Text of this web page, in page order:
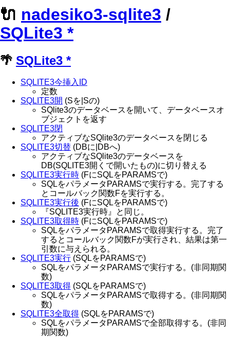
🔌 nadesiko3-sqlite3 /
SQLite3 *
🌴 SQLite3 *
SQLITE3今挿入ID
定数
SQLITE3開 (Sを|Sの)
SQlite3のデータベースを開いて、データベースオ
ブジェクトを返す
SQLITE3閉
アクティブなSQlite3のデータベースを閉じる
SQLITE3切替 (DBに|DBへ)
アクティブなSQlite3のデータベースを
DB(SQLITE3開くで開いたもの)に切り替える
SQLITE3実行時 (FにSQLをPARAMSで)
SQLをパラメータPARAMSで実行する。完了する
とコールバック関数Fを実行する。
SQLITE3実行後 (FにSQLをPARAMSで)
『SQLITE3実行時』と同じ。
SQLITE3取得時 (FにSQLをPARAMSで)
SQLをパラメータPARAMSで取得実行する。完了
するとコールバック関数Fが実行され、結果は第一
引数に与えられる。
SQLITE3実行 (SQLをPARAMSで)
SQLをパラメータPARAMSで実行する。(非同期関
数)
SQLITE3取得 (SQLをPARAMSで)
SQLをパラメータPARAMSで取得する。(非同期関
数)
SQLITE3全取得 (SQLをPARAMSで)
SQLをパラメータPARAMSで全部取得する。(非同
期関数)